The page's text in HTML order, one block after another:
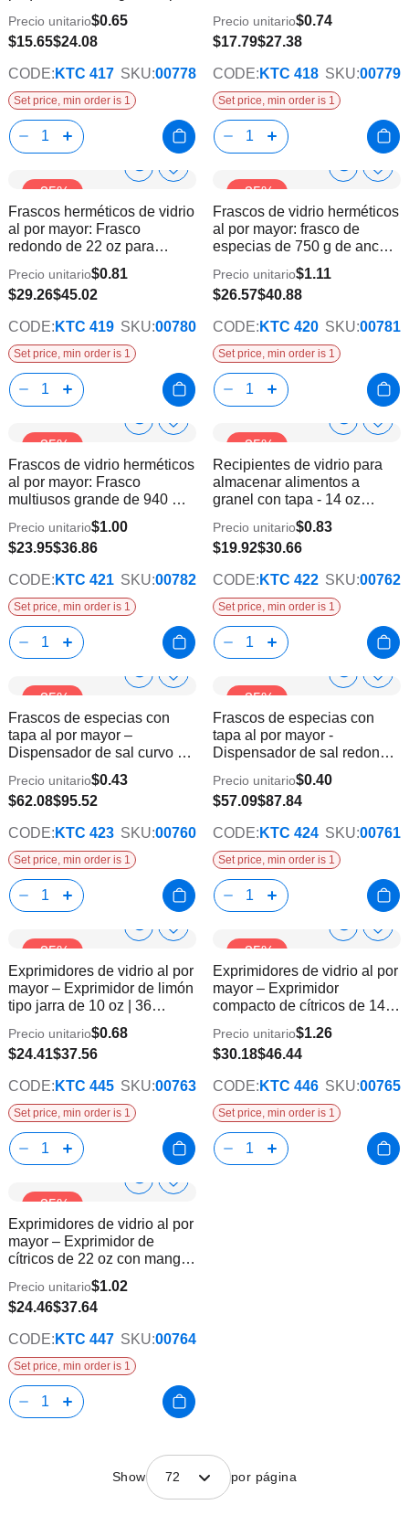
deseos
$15.65$24.08
Precio unitario$0.65
CODE: KTC 417 SKU:00778
Set price, min order is 1
| 24 unidades
$17.79$27.38
Precio unitario$0.74
CODE: KTC 418 SKU:00779
Set price, min order is 1
-35%
Show
Info
Añadir
la
deseos
Frascos herméticos de vidrio
al por mayor: Frasco
redondo de 22 oz para
alimentos secos | 36
unidades
$29.26$45.02
Precio unitario$0.81
CODE: KTC 419 SKU:00780
Set price, min order is 1
-35%
Show
Info la
de
Frascos de vidrio herméticos
al por mayor: frasco de
especias de 750 g de ancho
| 24 unidades
$26.57$40.88
Precio unitario$1.11
CODE: KTC 420 SKU:00781
Set price, min order is 1
-35%
Show
Info
Añadir
la
de
deseos
Frascos de vidrio herméticos
al por mayor: Frasco
multiusos grande de 940 ml |
$23.95$36.86
Precio unitario$1.00
CODE: KTC 421 SKU:00782
Set price, min order is 1
-35%
Show
Info la
Recipientes de vidrio para
almacenar alimentos a
granel con tapa - 14 oz
redondos | 24 piezas
$19.92$30.66
Precio unitario$0.83
CODE: KTC 422 SKU:00762
Set price, min order is 1
-35%
Show
Info
Añadir
de
deseos
Frascos de especias con
tapa al por mayor –
Dispensador de sal curvo de
75 g | 144 unidades
$62.08$95.52
Precio unitario$0.43
CODE: KTC 423 SKU:00760
Set price, min order is 1
-35%
Show
Info
de
Frascos de especias con
tapa al por mayor -
Dispensador de sal redondo
de 75 g | 144 unidades
$57.09$87.84
Precio unitario$0.40
CODE: KTC 424 SKU:00761
Set price, min order is 1
-35%
Show
Info
Añadir
la
lista
deseos
Exprimidores de vidrio al por
mayor – Exprimidor de limón
tipo jarra de 10 oz | 36
$24.41$37.56
Precio unitario$0.68
CODE: KTC 445 SKU:00763
Set price, min order is 1
-35%
Show
Info la
de
Exprimidores de vidrio al por
mayor – Exprimidor
compacto de cítricos de 14
oz | 24 piezas
$30.18$46.44
Precio unitario$1.26
CODE: KTC 446 SKU:00765
Set price, min order is 1
-35%
Show
Info
Añadir
la
de
Exprimidores de vidrio al por
mayor – Exprimidor de
cítricos de 22 oz con mango |
$24.46$37.64
Precio unitario$1.02
CODE: KTC 447 SKU:00764
Set price, min order is 1
Show 72 por página